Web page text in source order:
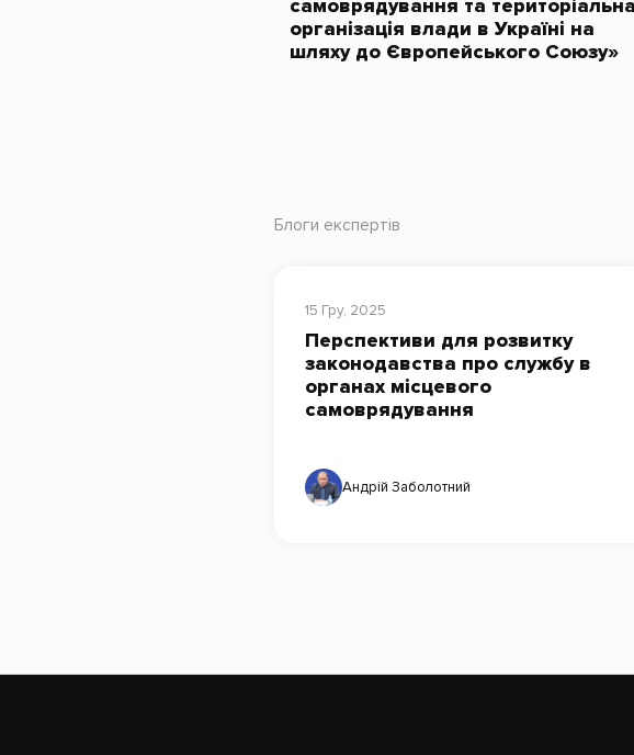
самоврядування та територіальна
організація влади в Україні на
шляху до Європейського Союзу»
Блоги експертів
15 Гру, 2025
Перспективи для розвитку
законодавства про службу в
органах місцевого
самоврядування
Андрій Заболотний